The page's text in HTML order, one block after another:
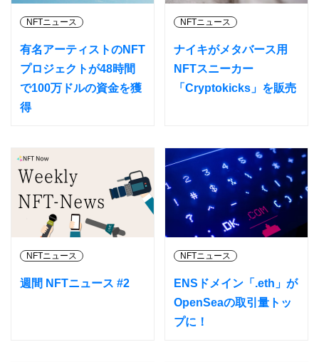
NFTニュース
有名アーティストのNFT
プロジェクトが48時間
で100万ドルの資金を獲
得
NFTニュース
ナイキがメタバース用
NFTスニーカー
「Cryptokicks」を販売
NFTニュース
週間 NFTニュース #2
NFTニュース
ENSドメイン「.eth」が
OpenSeaの取引量トッ
プに！